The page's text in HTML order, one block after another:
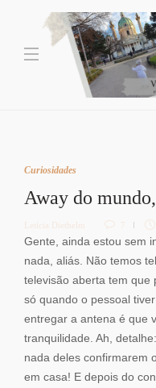
Curiosidades
Away do
Letícia Diethelm 7
Gente, ainda estou sem
nada, aliás. Não temos
televisão aberta tem que
só quando o pessoal
entregar a antena é que
tranquilidade. Ah, detalhe:
nada deles confirmarem
em casa! E depois do